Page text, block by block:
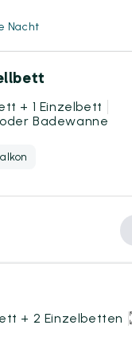
Nacht
+ 1 Einzelbett
Badewanne
+ 2 Einzelbetten